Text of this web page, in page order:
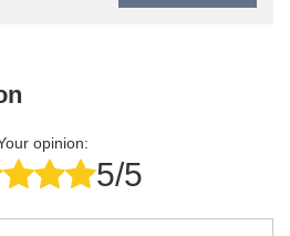
opinion:
5/5